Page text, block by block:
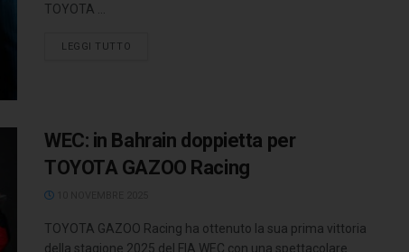
TOYOTA ...
LEGGI TUTTO
WEC: in Bahrain doppietta per
TOYOTA GAZOO Racing
TOYOTA GAZOO Racing ha ottenuto la sua prima vittoria
della stagione 2025 del FIA WEC con una spettacolare